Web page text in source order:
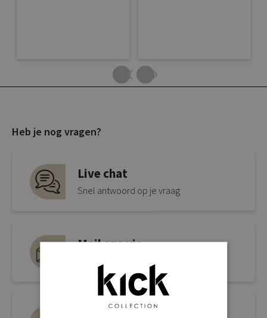
Heb je nog vragen?
Live chat
Snel antwoord op je vraag
Mail ons via